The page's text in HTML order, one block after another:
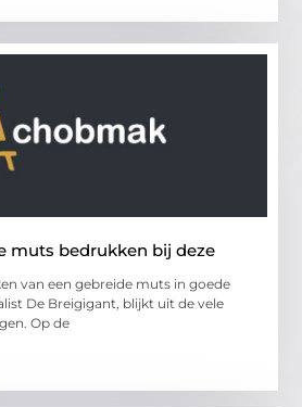
muts bedrukken bij deze
van een gebreide muts in goede
De Breigigant, blijkt uit de vele
Op de